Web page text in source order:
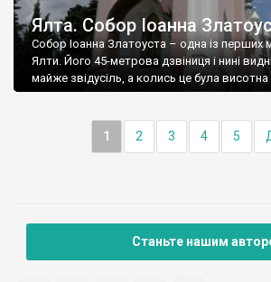
Ялта. Собор Іоанна
Собор Іоанна Златоуста – одна із перших
Ялти. Його 45-метрова дзвіниця і нині
майже звідусіль, а колись це була висотна
1 2 3 4 5
Станьте нашим